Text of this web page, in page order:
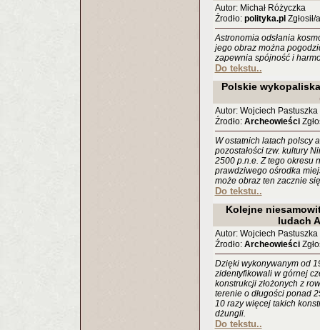
Autor: Michał Różyczka
Źrodło: polityka.pl Zgłosił/
Astronomia odsłania
jego obraz można
zapewnia spójność i
Do tekstu..
Polskie
Autor: Wojciech Pastuszka
Źrodło: Archeowieści
W ostatnich latach polscy
pozostałości tzw. kultury
2500 p.n.e. Z tego okresu
prawdziwego ośrodka
może obraz ten zacznie
Do tekstu..
Kolejne
ludach
Autor: Wojciech Pastuszka
Źrodło: Archeowieści
Dzięki wykonywanym od
zidentyfikowali w górnej
konstrukcji złożonych z
terenie o długości ponad
10 razy więcej takich
dżungli.
Do tekstu..